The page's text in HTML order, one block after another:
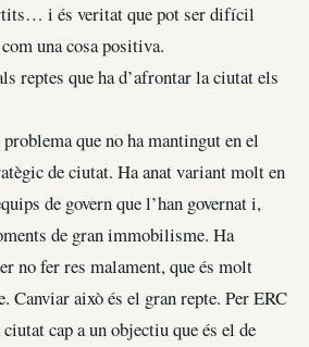
i és veritat que pot ser difícil
una cosa positiva.
reptes que ha d’afrontar la ciutat els
que no ha mantingut en el
de ciutat. Ha anat variant molt en
de govern que l’han governat i,
de gran immobilisme. Ha
no fer res malament, que és molt
Canviar això és el gran repte. Per ERC
cap a un objectiu que és el de